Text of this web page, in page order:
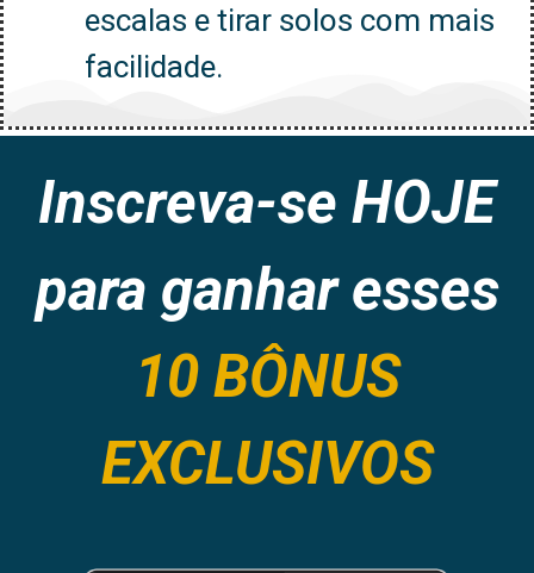
escalas e tirar solos com mais
facilidade.
Inscreva-se HOJE
para ganhar esses
10 BÔNUS
EXCLUSIVOS